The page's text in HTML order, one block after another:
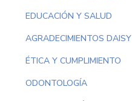
EDUCACIÓN Y SALUD
AGRADECIMIENTOS DAISY
ÉTICA Y CUMPLIMIENTO
ODONTOLOGÍA